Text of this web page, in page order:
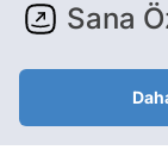
Sana